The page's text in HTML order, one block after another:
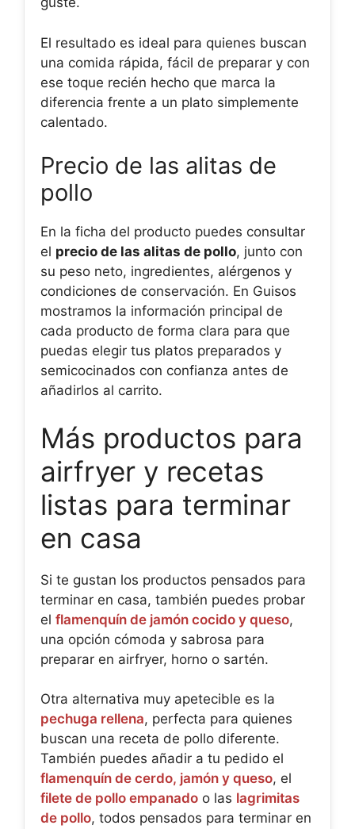
El resultado es ideal para quienes buscan
una comida rápida, fácil de preparar y con
ese toque recién hecho que marca la
diferencia frente a un plato simplemente
calentado.
Precio de las alitas de
pollo
En la ficha del producto puedes consultar
el precio de las alitas de pollo, junto con
su peso neto, ingredientes, alérgenos y
condiciones de conservación. En Guisos
mostramos la información principal de
cada producto de forma clara para que
puedas elegir tus platos preparados y
semicocinados con confianza antes de
añadirlos al carrito.
Más productos para
airfryer y recetas
listas para terminar
en casa
Si te gustan los productos pensados para
terminar en casa, también puedes probar
el flamenquín de jamón cocido y queso,
una opción cómoda y sabrosa para
preparar en airfryer, horno o sartén.
Otra alternativa muy apetecible es la
pechuga rellena, perfecta para quienes
buscan una receta de pollo diferente.
También puedes añadir a tu pedido el
flamenquín de cerdo, jamón y queso, el
filete de pollo empanado o las lagrimitas
de pollo, todos pensados para terminar en